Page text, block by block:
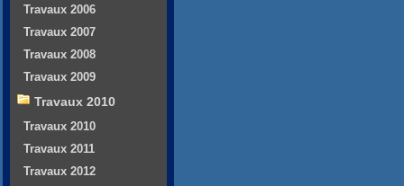
Travaux 2006
Travaux 2007
Travaux 2008
Travaux 2009
Travaux 2010
Travaux 2010
Travaux 2011
Travaux 2012